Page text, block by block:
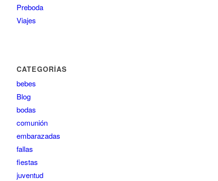
Preboda
Viajes
CATEGORÍAS
bebes
Blog
bodas
comunión
embarazadas
fallas
fiestas
juventud